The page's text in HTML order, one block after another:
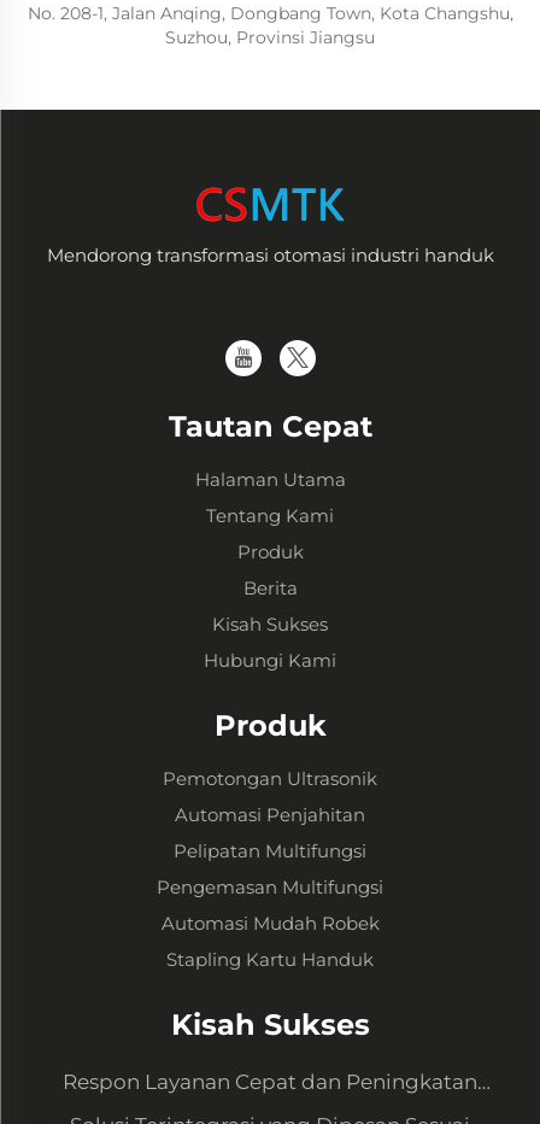
No. 208-1, Jalan Anqing, Dongbang Town, Kota Changshu,
Suzhou, Provinsi Jiangsu
Mendorong transformasi otomasi industri handuk
Tautan Cepat
Halaman Utama
Tentang Kami
Produk
Berita
Kisah Sukses
Hubungi Kami
Produk
Pemotongan Ultrasonik
Automasi Penjahitan
Pelipatan Multifungsi
Pengemasan Multifungsi
Automasi Mudah Robek
Stapling Kartu Handuk
Kisah Sukses
Respon Layanan Cepat dan Peningkatan
Peralatan untuk Memenuhi Permintaan Baru